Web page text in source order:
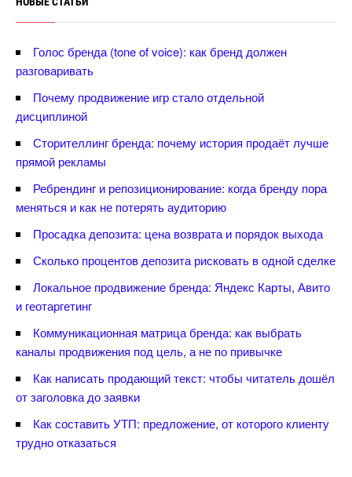
Голос бренда (tone of voice): как бренд должен
разговаривать
Почему продвижение игр стало отдельной
дисциплиной
Сторителлинг бренда: почему история продаёт лучше
прямой рекламы
Ребрендинг и репозиционирование: когда бренду пора
меняться и как не потерять аудиторию
Просадка депозита: цена возврата и порядок выхода
Сколько процентов депозита рисковать в одной сделке
Локальное продвижение бренда: Яндекс Карты, Авито
и геотаргетин
Коммуникационная матрица бренда: как выбрать
каналы продвижения под цель, а не по привычке
Как написать продающий текст: чтобы читатель дошёл
от заголовка до заявки
Как составить УТП: предложение, от которого клиенту
трудно отказаться